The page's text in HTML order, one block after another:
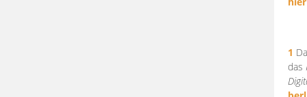
1
das